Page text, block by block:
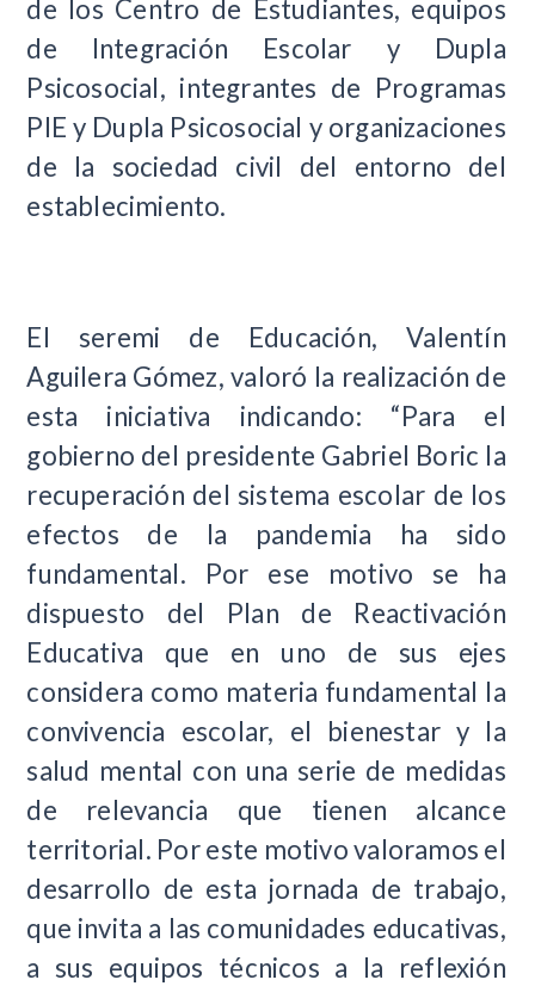
de los Centro de Estudiantes, equipos
de Integración Escolar y Dupla
Psicosocial, integrantes de Programas
PIE y Dupla Psicosocial y organizaciones
de la sociedad civil del entorno del
establecimiento.
El seremi de Educación, Valentín
Aguilera Gómez, valoró la realización de
esta iniciativa indicando: “Para el
gobierno del presidente Gabriel Boric la
recuperación del sistema escolar de los
efectos de la pandemia ha sido
fundamental. Por ese motivo se ha
dispuesto del Plan de Reactivación
Educativa que en uno de sus ejes
considera como materia fundamental la
convivencia escolar, el bienestar y la
salud mental con una serie de medidas
de relevancia que tienen alcance
territorial. Por este motivo valoramos el
desarrollo de esta jornada de trabajo,
que invita a las comunidades educativas,
a sus equipos técnicos a la reflexión